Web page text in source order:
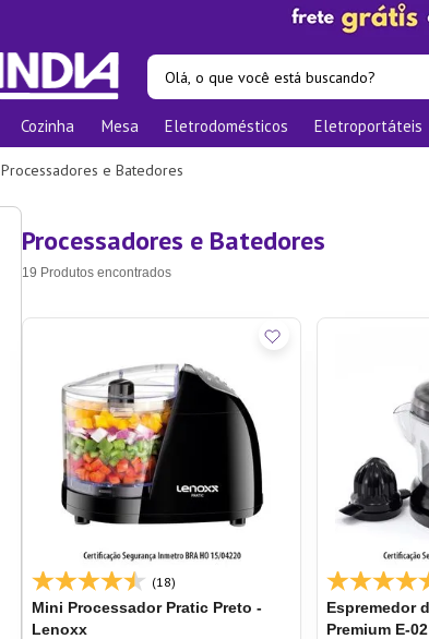
Olá, o que você está buscando?
Cozinha Mesa Eletrodomésticos Eletroportáteis
Processadores e Batedores
Processadores e Batedores
19 Produtos
(18)
Mini Processador Pratic Preto -
Lenoxx
Espremedor
Premium E-02
Termos mais buscados
1º
3º
Organizadores
5º
Prato
6º
7º
Tapete
Aparelho Jantar
Xicara
Lixeira